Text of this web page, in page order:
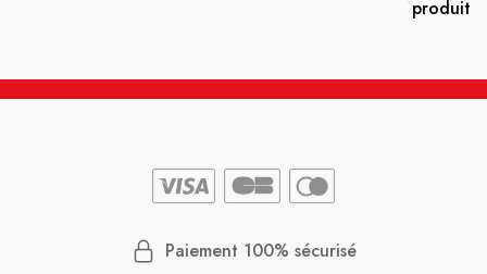
Paiement 100% sécurisé